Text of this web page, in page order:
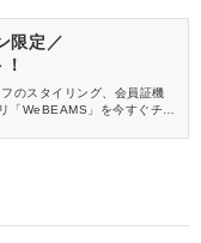
限定／
のスタイリング、会員証機
「WeBEAMS」を今すぐチェ